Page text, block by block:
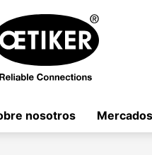
nosotros Mercados